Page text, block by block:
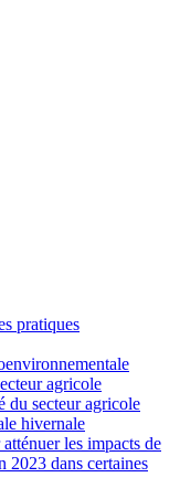
pratiques
agricole
du secteur agricole
hivernale
les impacts de
2023 dans certaines